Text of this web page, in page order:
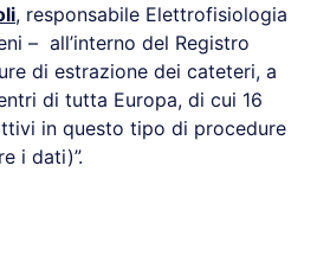
, responsabile Elettrofisiologia
– all’interno del Registro
di estrazione dei cateteri, a
di tutta Europa, di cui 16
in questo tipo di procedure
i dati)”.